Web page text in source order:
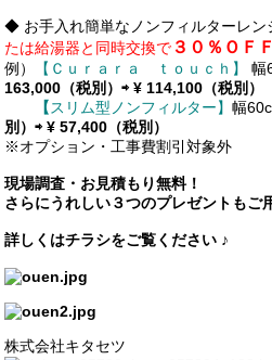
◆ お手入れ簡単な ノンフィルターレン
たは給湯器と同時交換で ３０％ＯＦ
例） 【Ｃｕｒａｒａ ｔｏｕｃｈ】 幅
163,000（税別）⇨ ¥ 114,100（税別）
【スリム型ノンフィルター】幅
別）⇨ ¥ 57,400（税別）
※オプション・工事費割引対象外
現場調査・お見積もり無料！
さらにうれしい３つのプレゼントもご
詳しくはチラシをご覧ください ♪
株式会社キタセツ